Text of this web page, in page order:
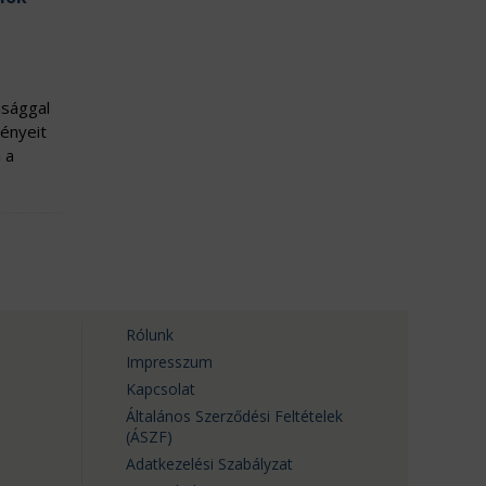
a
Rólunk
Impresszum
Kapcsolat
Általános Szerződési Feltételek
(ÁSZF)
Adatkezelési Szabályzat